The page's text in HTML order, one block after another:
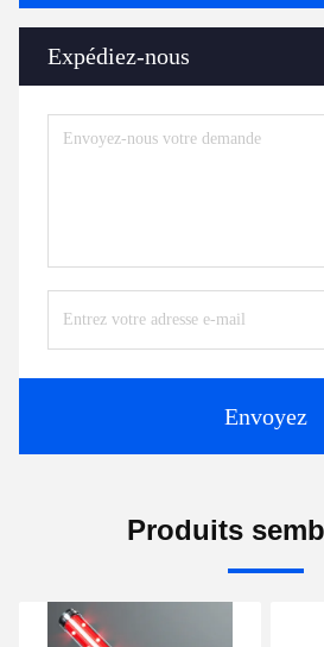
Expédiez-nous
Envoyez
Produits